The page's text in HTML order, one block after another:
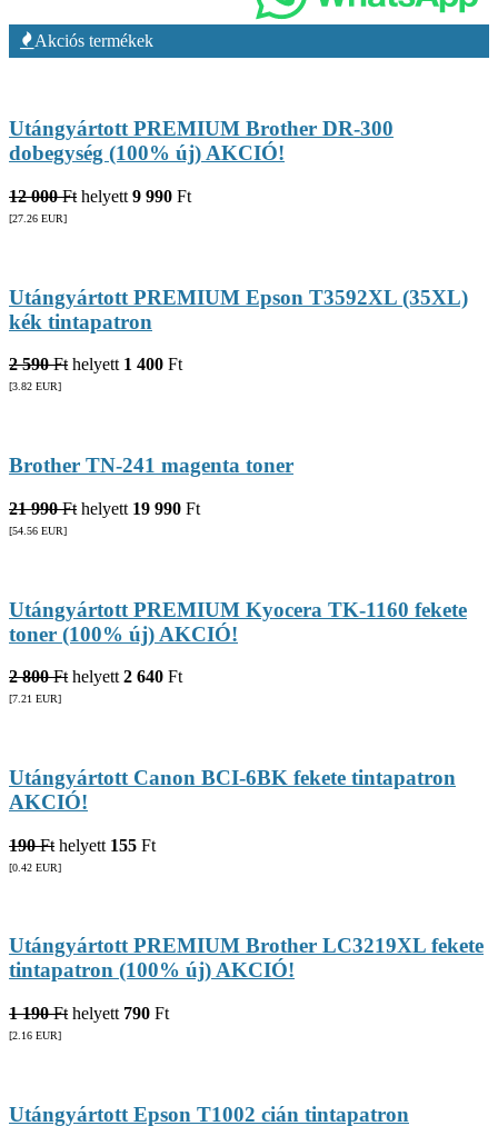
Akciós termékek
Utángyártott PREMIUM Brother DR-300
dobegység (100% új) AKCIÓ!
12 000 Ft helyett 9 990 Ft
[27.26 EUR]
Utángyártott PREMIUM Epson T3592XL (35XL)
kék tintapatron
2 590 Ft helyett 1 400 Ft
[3.82 EUR]
Brother TN-241 magenta toner
21 990 Ft helyett 19 990 Ft
[54.56 EUR]
Utángyártott PREMIUM Kyocera TK-1160 fekete
toner (100% új) AKCIÓ!
2 800 Ft helyett 2 640 Ft
[7.21 EUR]
Utángyártott Canon BCI-6BK fekete tintapatron
AKCIÓ!
190 Ft helyett 155 Ft
[0.42 EUR]
Utángyártott PREMIUM Brother LC3219XL fekete
tintapatron (100% új) AKCIÓ!
1 190 Ft helyett 790 Ft
[2.16 EUR]
Utángyártott Epson T1002 cián tintapatron